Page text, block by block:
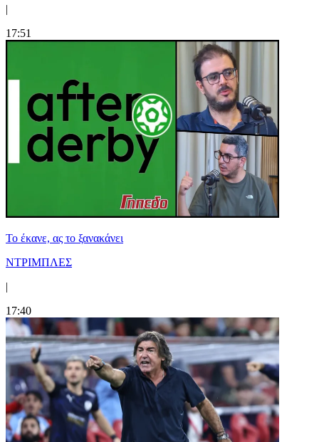
|
17:51
Το έκανε, ας το ξανακάνει
ΝΤΡΙΜΠΛΕΣ
|
17:40